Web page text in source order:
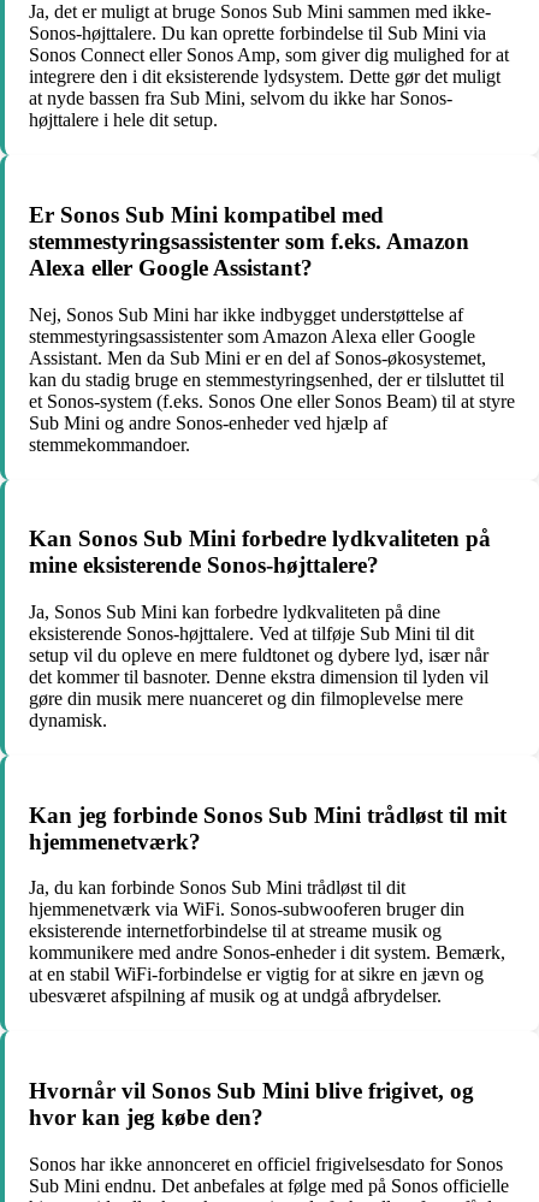
Ja, det er muligt at bruge Sonos Sub Mini sammen med ikke-
Sonos-højttalere. Du kan oprette forbindelse til Sub Mini via
Sonos Connect eller Sonos Amp, som giver dig mulighed for at
integrere den i dit eksisterende lydsystem. Dette gør det muligt
at nyde bassen fra Sub Mini, selvom du ikke har Sonos-
højttalere i hele dit setup.
Er Sonos Sub Mini kompatibel med
stemmestyringsassistenter som f.eks. Amazon
Alexa eller Google Assistant?
Nej, Sonos Sub Mini har ikke indbygget understøttelse af
stemmestyringsassistenter som Amazon Alexa eller Google
Assistant. Men da Sub Mini er en del af Sonos-økosystemet,
kan du stadig bruge en stemmestyringsenhed, der er tilsluttet til
et Sonos-system (f.eks. Sonos One eller Sonos Beam) til at styre
Sub Mini og andre Sonos-enheder ved hjælp af
stemmekommandoer.
Kan Sonos Sub Mini forbedre lydkvaliteten på
mine eksisterende Sonos-højttalere?
Ja, Sonos Sub Mini kan forbedre lydkvaliteten på dine
eksisterende Sonos-højttalere. Ved at tilføje Sub Mini til dit
setup vil du opleve en mere fuldtonet og dybere lyd, især når
det kommer til basnoter. Denne ekstra dimension til lyden vil
gøre din musik mere nuanceret og din filmoplevelse mere
dynamisk.
Kan jeg forbinde Sonos Sub Mini trådløst til mit
hjemmenetværk?
Ja, du kan forbinde Sonos Sub Mini trådløst til dit
hjemmenetværk via WiFi. Sonos-subwooferen bruger din
eksisterende internetforbindelse til at streame musik og
kommunikere med andre Sonos-enheder i dit system. Bemærk,
at en stabil WiFi-forbindelse er vigtig for at sikre en jævn og
ubesværet afspilning af musik og at undgå afbrydelser.
Hvornår vil Sonos Sub Mini blive frigivet, og
hvor kan jeg købe den?
Sonos har ikke annonceret en officiel frigivelsesdato for Sonos
Sub Mini endnu. Det anbefales at følge med på Sonos officielle